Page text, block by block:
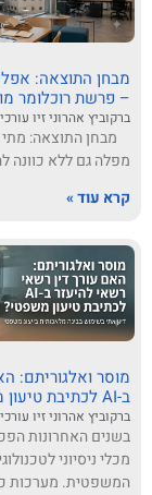
מבחן התוצאה:
– פרשת רוכלומר
ברקוביץ אהרוני זיו
מבחן התוצאה:
מפלה גם ללא כוונה
קרא עוד »
מוסר ואלגוריתם:
ב-AI לכתיבת טיעון משפטי?
ברקוביץ אהרוני זיו
מכלי ניסיוני
המשפטית. מערכות